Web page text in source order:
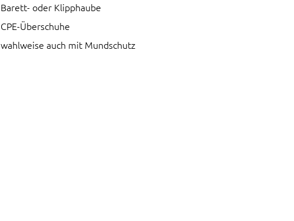
Barett- oder Klipphaube
CPE-Überschuhe
wahlweise auch mit Mundschutz